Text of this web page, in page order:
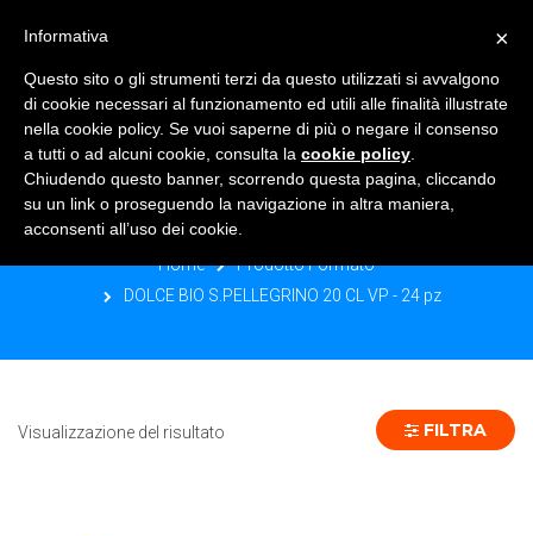
DOLCE BIO S.PELLEGRINO 20 CL VP -
24 PZ
Home
Prodotto Formato
DOLCE BIO S.PELLEGRINO 20 CL VP - 24 pz
Visualizzazione del risultato FILTRA
×
Informativa
Questo sito o gli strumenti terzi da questo utilizzati si avvalgono
di cookie necessari al funzionamento ed utili alle finalità illustrate
nella cookie policy. Se vuoi saperne di più o negare il consenso
a tutti o ad alcuni cookie, consulta la cookie policy
Chiudendo questo banner, scorrendo questa pagina, cliccando
su un link o proseguendo la navigazione in altra maniera,
acconsenti all’uso dei cookie.